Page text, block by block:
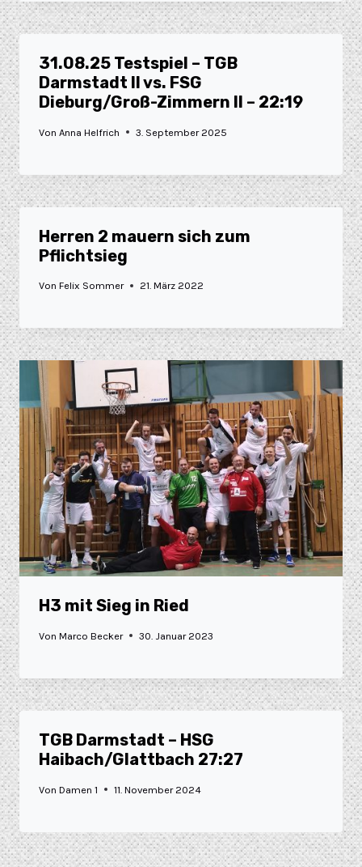
31.08.25 Testspiel – TGB
Darmstadt II vs. FSG
Dieburg/Groß-Zimmern II – 22:19
Von Anna Helfrich 3. September 2025
Herren 2 mauern sich zum
Pflichtsieg
Von Felix Sommer 21. März 2022
H3 mit Sieg in Ried
Von Marco Becker 30. Januar 2023
TGB Darmstadt – HSG
Haibach/Glattbach 27:27
Von Damen 1 11. November 2024